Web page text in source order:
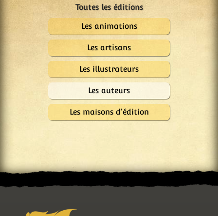
Les animations
Les artisans
Les illustrateurs
Les auteurs
Les maisons d'édition